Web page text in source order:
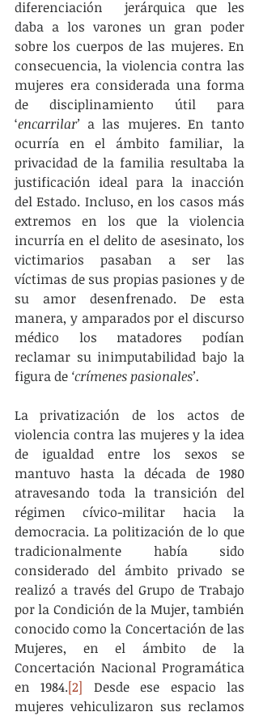
diferenciación  jerárquica que les
daba a los varones un gran poder
sobre los cuerpos de las mujeres. En
consecuencia, la violencia contra las
mujeres era considerada una forma
de disciplinamiento útil para
‘encarrilar’ a las mujeres. En tanto
ocurría en el ámbito familiar, la
privacidad de la familia resultaba la
justificación ideal para la inacción
del Estado. Incluso, en los casos más
extremos en los que la violencia
incurría en el delito de asesinato, los
victimarios pasaban a ser las
víctimas de sus propias pasiones y de
su amor desenfrenado. De esta
manera, y amparados por el discurso
médico los matadores podían
reclamar su inimputabilidad bajo la
figura de ‘crímenes pasionales’.
La privatización de los actos de
violencia contra las mujeres y la idea
de igualdad entre los sexos se
mantuvo hasta la década de 1980
atravesando toda la transición del
régimen cívico-militar hacia la
democracia. La politización de lo que
tradicionalmente había sido
considerado del ámbito privado se
realizó a través del Grupo de Trabajo
por la Condición de la Mujer, también
conocido como la Concertación de las
Mujeres, en el ámbito de la
Concertación Nacional Programática
en 1984.[2] Desde ese espacio las
mujeres vehiculizaron sus reclamos